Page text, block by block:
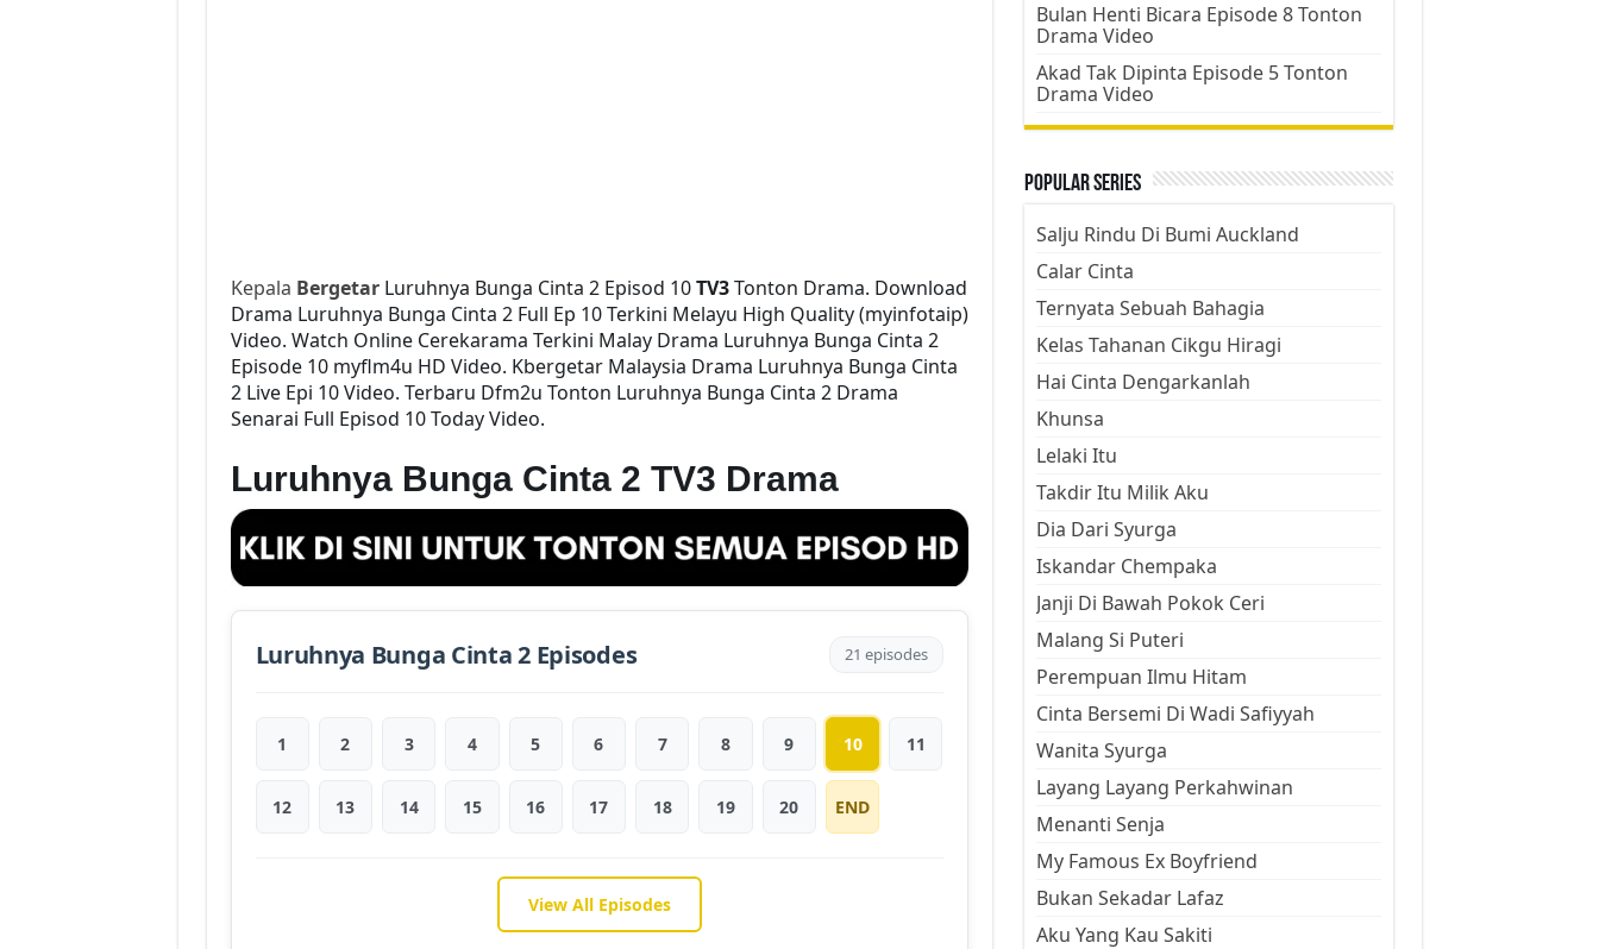
Kepala BergetarLuruhnya Bunga Cinta 2 Episod 10TV3Tonton Drama. Download
Drama Luruhnya Bunga Cinta 2 Full Ep 10 Terkini Melayu High Quality (myinfotaip)
Video. Watch Online Cerekarama Terkini Malay Drama Luruhnya Bunga Cinta 2
Episode 10 myflm4u HD Video. Kbergetar Malaysia Drama Luruhnya Bunga Cinta
2 Live Epi 10 Video. Terbaru Dfm2u Tonton Luruhnya Bunga Cinta 2 Drama
Senarai Full Episod 10 Today Video.
Luruhnya Bunga Cinta 2 TV3 Drama
Luruhnya Bunga Cinta 2 Episodes 21 episodes
1 2 3 4 5 6 7 8 9 10 11
12 13 14 15 16 17 18 19 20 END
View All Episodes
Bulan Henti Bicara Episode 8 Tonton
Drama Video
Akad Tak Dipinta Episode 5 Tonton
Drama Video
Popular Series
Salju Rindu Di Bumi Auckland
Calar Cinta
Ternyata Sebuah Bahagia
Kelas Tahanan Cikgu Hiragi
Hai Cinta Dengarkanlah
Khunsa
Lelaki Itu
Takdir Itu Milik Aku
Dia Dari Syurga
Iskandar Chempaka
Janji Di Bawah Pokok Ceri
Malang Si Puteri
Perempuan Ilmu Hitam
Cinta Bersemi Di Wadi Safiyyah
Wanita Syurga
Layang Layang Perkahwinan
Menanti Senja
My Famous Ex Boyfriend
Bukan Sekadar Lafaz
Aku Yang Kau Sakiti